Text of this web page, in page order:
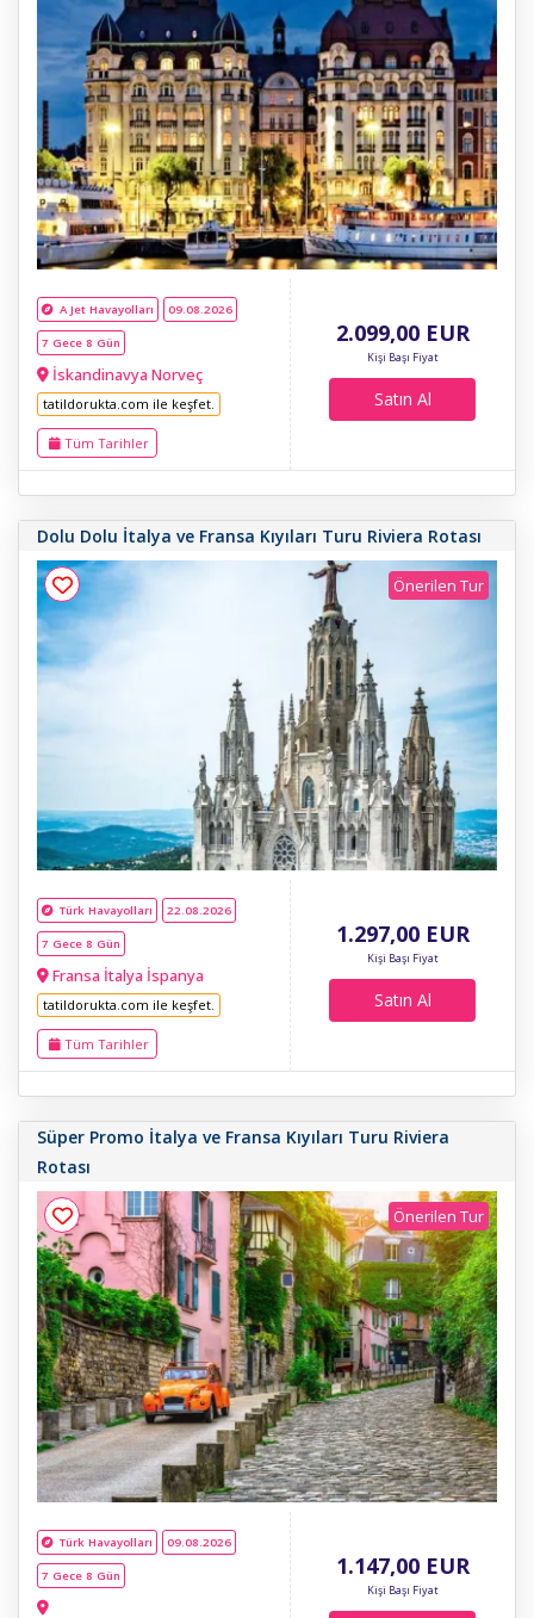
A Jet Havayolları 09.08.2026
7 Gece 8 Gün
İskandinavya Norveç
tatildorukta.com ile keşfet.
Tüm Tarihler
2.099,00EUR
Kişi Başı Fiyat
Satın Al
Dolu Dolu İtalya ve Fransa Kıyıları Turu Riviera Rotası
Önerilen Tur
Türk Havayolları 22.08.2026
7 Gece 8 Gün
Fransa İtalya İspanya
tatildorukta.com ile keşfet.
Tüm Tarihler
1.297,00EUR
Kişi Başı Fiyat
Satın Al
Süper Promo İtalya ve Fransa Kıyıları Turu Riviera
Rotası
Önerilen Tur
Türk Havayolları 09.08.2026
7 Gece 8 Gün 1.147,00EUR
Kişi Başı Fiyat